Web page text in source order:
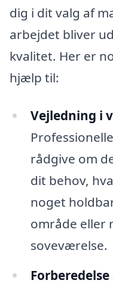
dig i dit valg af
arbejdet bliver
kvalitet. Her er
hjælp til:
Vejledning i
rådgive om
dit behov,
noget
område eller
soveværelse.